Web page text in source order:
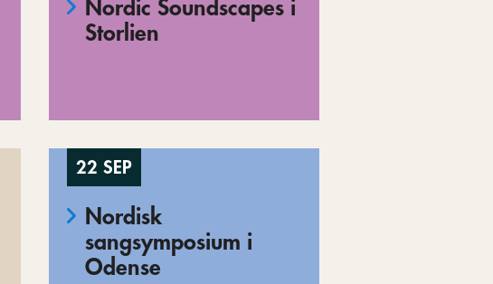
Nordic Soundscapes i
Storlien
22 SEP
Nordisk
sangsymposium i
Odense